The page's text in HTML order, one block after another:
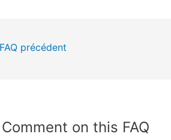
FAQ précédent
Comment on this FAQ